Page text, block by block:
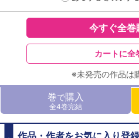
今すぐ全巻
カートに全
※未発売の作品は
巻で購入
全4巻完結